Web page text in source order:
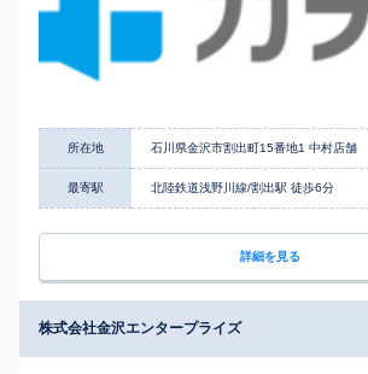
所在地 石川県金沢市割出町15番地1 中村店舗
最寄駅 北陸鉄道浅野川線/割出駅 徒歩6分
詳細を見る
株式会社金沢エンタープライズ